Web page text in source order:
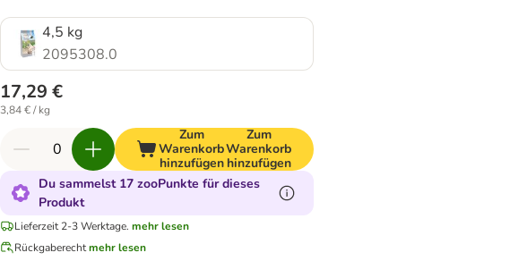
4,5 kg
2095308.0
17,29 €
3,84 € / kg
Zum
Warenkorb
hinzufügen
Zum
Warenkorb
hinzufügen
Du sammelst 17 zooPunkte für dieses
Produkt
Lieferzeit 2-3 Werktage. mehr lesen
Rückgaberechtmehr lesen